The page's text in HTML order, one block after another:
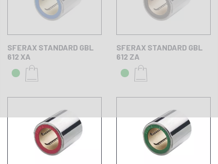
SFERAX STANDARD GBL
612 XA
SFERAX STANDARD GBL
612 ZA